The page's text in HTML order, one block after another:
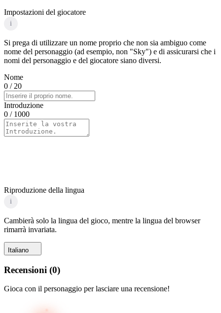
Impostazioni del giocatore
i
Si prega di utilizzare un nome proprio che non sia ambiguo come
nome del personaggio (ad esempio, non "Sky") e di assicurarsi che i
nomi del personaggio e del giocatore siano diversi.
Nome
0 / 20
Introduzione
0 / 1000
Riproduzione della lingua
i
Cambierà solo la lingua del gioco, mentre la lingua del browser
rimarrà invariata.
Italiano
Recensioni (0)
Gioca con il personaggio per lasciare una recensione!